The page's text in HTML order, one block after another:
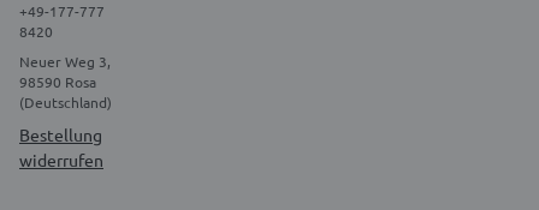
+49-177-777
8420
Neuer Weg 3,
98590 Rosa
(Deutschland)
Bestellung
widerrufen